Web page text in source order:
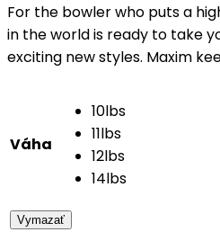
For the bowler who puts a
in the world is ready to take
exciting new styles. Maxim
Váha
10lbs
11lbs
12lbs
14lbs
Vymazať